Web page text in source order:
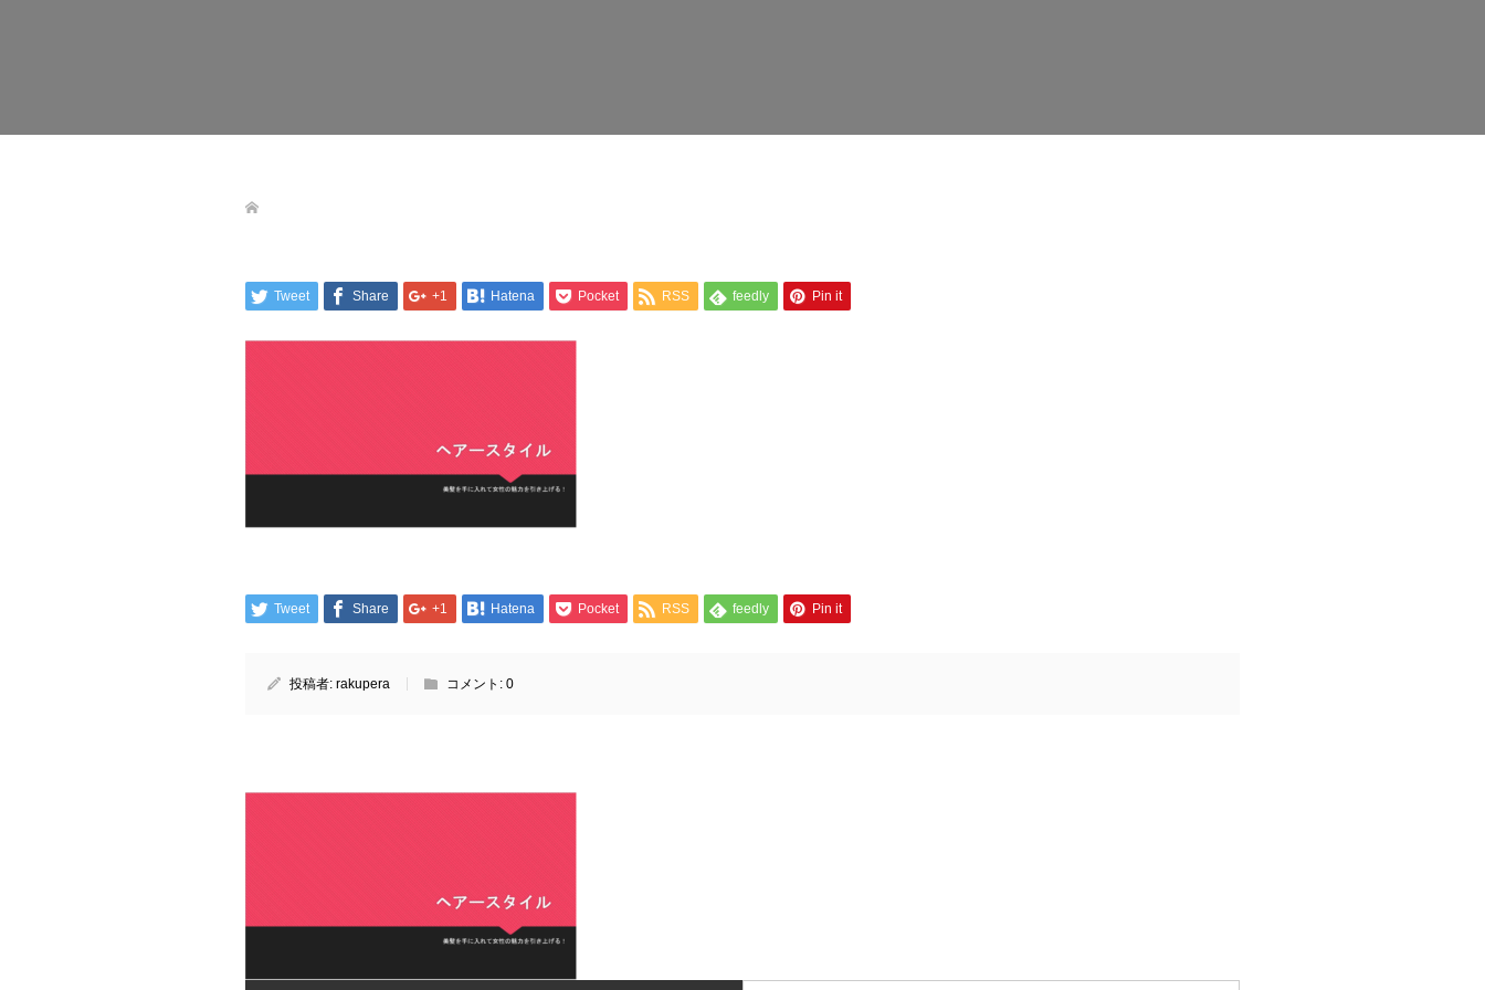
Tweet Share +1 Hatena Pocket RSS feedly Pin it
Tweet Share +1 Hatena Pocket RSS feedly Pin it
投稿者: rakupera コメント: 0